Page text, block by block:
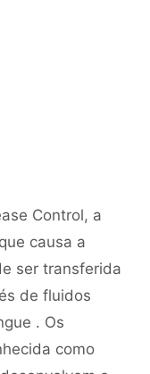
Control, a
causa a
ser transferida
de fluidos
. Os
como